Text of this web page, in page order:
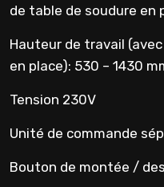
de table de soudure en
Hauteur de travail
en place): 530 – 1430
Tension 230V
Unité de commande
Bouton de montée /